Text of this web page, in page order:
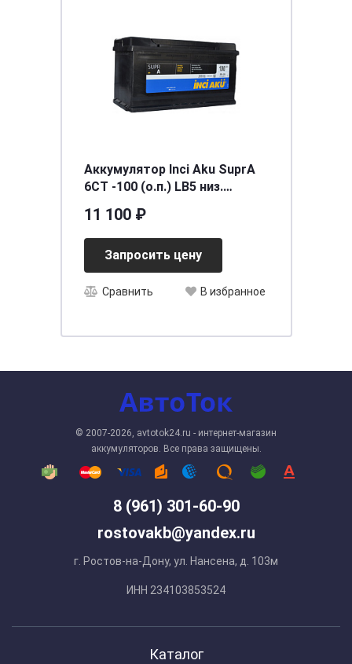
Аккумулятор Inci Aku SuprA
6СТ -100 (о.п.) LB5 низ.
11 100 ₽
Запросить цену
Сравнить В избранное
8 (961) 301-60-90
rostovakb@yandex.ru
г. Ростов-на-Дону, ул. Нансена, д. 103м
ИНН 234103853524
© 2007-2026, avtotok24.ru - интернет-магазин
аккумуляторов. Все права защищены.
Каталог